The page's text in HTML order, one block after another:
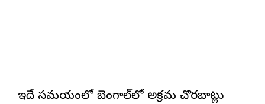
ఇదే సమయంలో బెంగాల్‌లో అక్రమ చొరబాట్లు